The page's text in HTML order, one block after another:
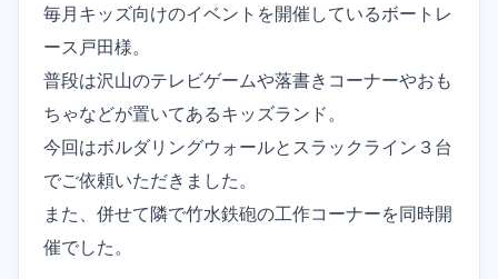
毎月キッズ向けのイベントを開催しているボートレ
ース戸田様。
普段は沢山のテレビゲームや落書きコーナーやおも
ちゃなどが置いてあるキッズランド。
今回はボルダリングウォールとスラックライン３台
でご依頼いただきました。
また、併せて隣で竹水鉄砲の工作コーナーを同時開
催でした。